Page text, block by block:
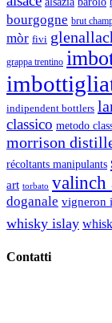
bourgogne brut
mòr fivi
grappa trentino
indipendent bottlers
classico metodo
morrison
récoltants manipulants
art torbato valinch
doganale vigneron
whisky islay
Contatti